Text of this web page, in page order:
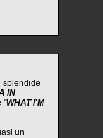
splendide
IN
"WHAT I'M
un